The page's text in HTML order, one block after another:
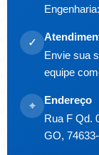
Engenharia:
✓
Envie sua
equipe
⌖
Endereço
Rua F Qd.
GO,